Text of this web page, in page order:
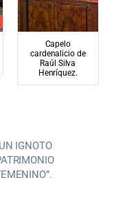
Capelo
cardenalicio de
Raúl Silva
Henríquez.
IGNOTO